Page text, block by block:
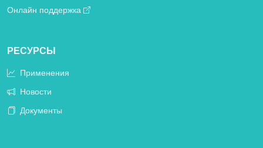
Онлайн поддержка
РЕСУРСЫ
Применения
Новости
Документы